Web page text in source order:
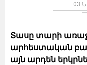
03
Տասը տարի առաջ
արհեստական
այն արդեն